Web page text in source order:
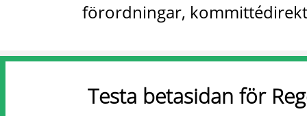
förordningar,
Testa betasidan för